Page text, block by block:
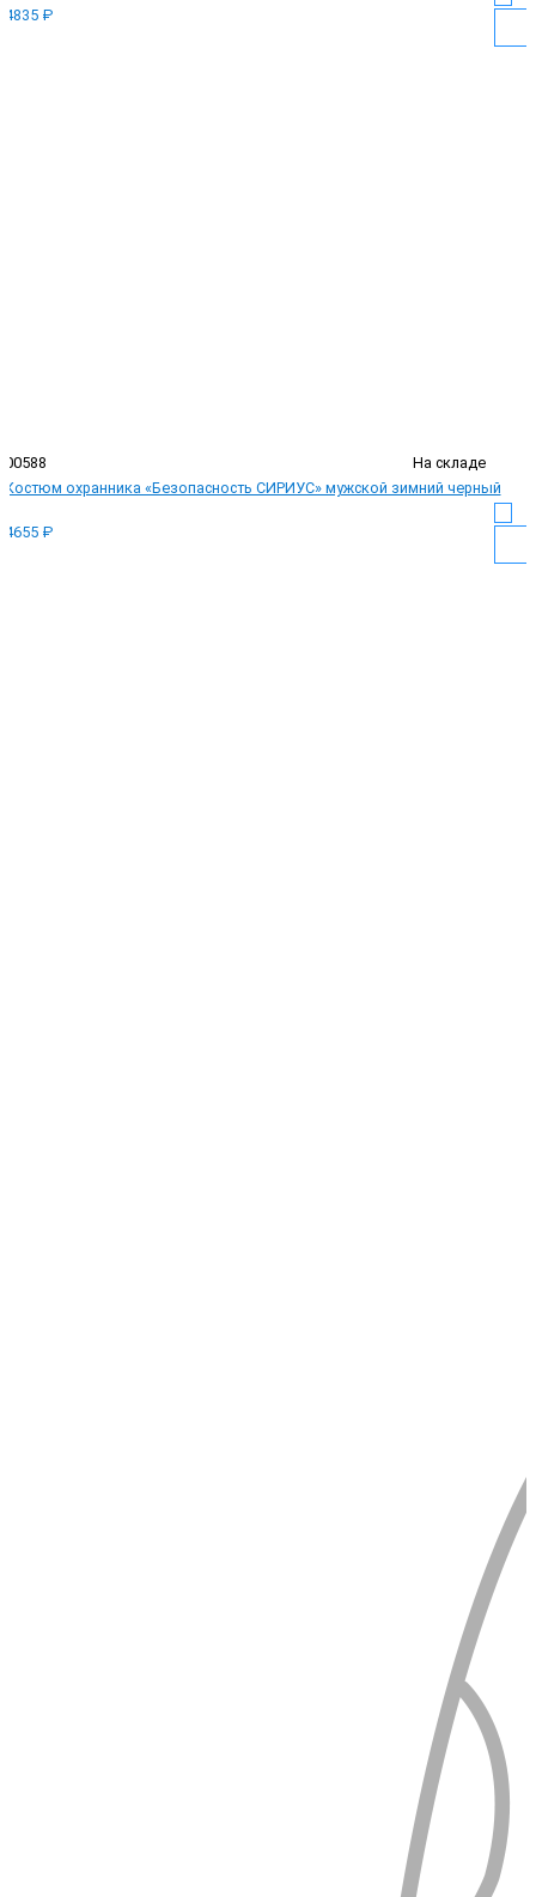
4835 ₽
00588
На складе
Костюм охранника «Безопасность СИРИУС» мужской зимний черный
4655 ₽